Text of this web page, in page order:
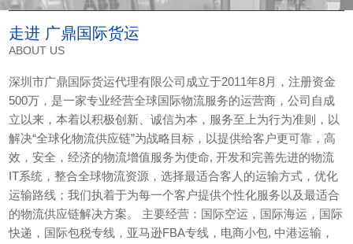
走进 广鼎国际货运
ABOUT US
深圳市广鼎国际货运代理有限公司成立于2011年8月，注册资金
500万，是一家专业经营全球国际物流服务的运营商，公司自成
立以来，本着以积极创新、诚信为本，服务至上为行为准则，以
解决“全球化物流供应链”为战略目标，以提供给客户更可靠，高
效，安全，经济的物流增值服务为使命, 开发和完善先进的物流
IT系统，整合全球物流资源，选择最适合客人的运输方式，优化
运输路线；我们执着于为每一个客户提供个性化服务以及最适合
的物流供应链解决方案。 主要经营：国际空运，国际海运，国际
快递，国际包税专线，亚马逊FBA专线，电商小包, 中港运输，